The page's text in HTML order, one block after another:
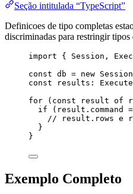
Seção intitulada “TypeScript”
Definicoes de tipo completas
discriminadas para restringir tipos
import { Session,
const db = new Session
const
results :
for ( const result of
if (result . command
// result.rows e
}
}
Exemplo Completo